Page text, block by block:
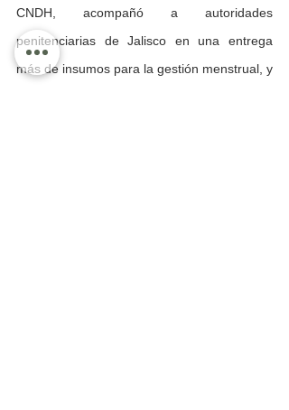
CNDH, acompañó a autoridades
penitenciarias de Jalisco en una entrega
más de insumos para la gestión menstrual, y